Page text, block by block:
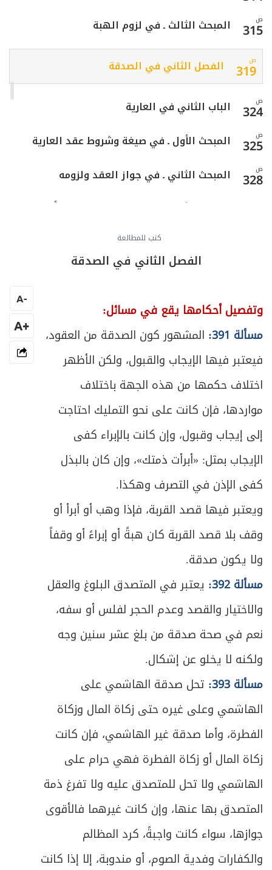
كتب للمطالعة
الفصل الثاني في الصدقة
وتفصيل أحكامها يقع في مسائل:
مسألة 391:
المشهور كون الصدقة من العقود،
فيعتبر فيها الإيجاب والقبول، ولكن الأظهر
اختلاف حكمها من هذه الجهة باختلاف
مواردها، فإن كانت على نحو التمليك احتاجت
إلى إيجاب وقبول، وإن كانت بالإبراء كفى
الإيجاب بمثل: «أبرأت ذمتك»، وإن كان بالبذل
كفى الإذن في التصرف وهكذا.
ويعتبر فيها قصد القربة، فإذا وهب أو أبرأ أو
وقف بلا قصد القربة كان هبةً أو إبراءً أو وقفاً
ولا يكون صدقة.
مسألة 392:
يعتبر في المتصدق البلوغ والعقل
والاختيار والقصد وعدم الحجر لفلس أو سفه،
نعم في صحة صدقة من بلغ عشر سنين وجه
ولكنه لا يخلو عن إشكال.
مسألة 393:
تحل صدقة الهاشمي على
الهاشمي وعلى غيره حتى زكاة المال وزكاة
الفطرة، وأما صدقة غير الهاشمي، فإن كانت
زكاة المال أو زكاة الفطرة فهي حرام على
الهاشمي ولا تحل للمتصدق عليه ولا تفرغ ذمة
المتصدق بها عنها، وإن كانت غيرهما فالأقوى
جوازها، سواء كانت واجبةً، كرد المظالم
والكفارات وفدية الصوم، أو مندوبة، إلا إذا كانت
-
A
+A
ص
315 المبحث الثالث ـ في لزوم الهبة
ص
319 الفصل الثاني في الصدقة
ص
324 الباب الثاني في العارية
ص
325 المبحث الأول ـ في صيغة وشروط عقد العارية
ص
328 المبحث الثاني ـ في جواز العقد ولزومه
المبحث الثالث ـ في كيفية الاستفادة وأحكام
الباب الثالث في الوصية
ص
346 المبحث الثاني ـ في شروط الموصي
ص
347 المبحث الثالث ـ في الموصى له
ص 349 المبحث الرابع ـ في الموصى به
350 المطلب الأول ـ في شروط الموصى به
ص
351 المطلب الثاني ـ في مقدار الموصى به
ص 358 المطلب الثالث ـ في غموض الوصايا وتعارضها
ص
361
المطلب الرابع ـ في حكم النماء والتلف
العارضين على التركة
ص
363
المطلب الخامس ـ في الوصية بالولاية على
القاصر
366 المطلب السادس ـ الوصية بالحرمان
ص
367 المبحث الخامس- في الوصي
ص
368 المطلب الأول ـ في الشروط
371 المطلب الثاني ـ في كيفية القيام بالوصية
ص
375
المطلب الثالث ـ في حكم فقدان الوصي
للشروط
ص
379 الباب الرابع في الوقف والحَبس
ص
381 الفصل الأول في الوقف